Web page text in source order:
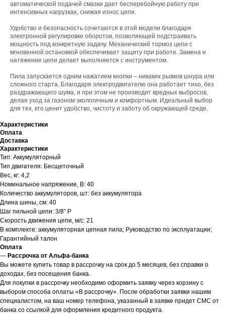
автоматической подачей смазки дает бесперебойную работу при
интенсивных нагрузках, снижая износ цепи.
Удобство и безопасность сочетаются в этой модели благодаря
электронной регулировке оборотов, позволяющей подстраивать
мощность под конкретную задачу. Механический тормоз цепи с
мгновенной остановкой обеспечивает защиту при работе. Замена и
натяжение цепи делает выполняется с инструментом.
Пила запускается одним нажатием кнопки – никаких рывков шнура или
сложного старта. Благодаря электродвигателю она работает тихо, без
раздражающего шума, и при этом не производит вредных выбросов,
делая уход за газоном экологичным и комфортным. Идеальный выбор
для тех, кто ценит удобство, чистоту и заботу об окружающей среде.
.
Характеристики
Оплата
Доставка
Характеристики
Тип: Аккумуляторный
Тип двигателя: Бесщеточный
Вес, кг: 4,2
Номинальное напряжение, В: 40
Количество аккумуляторов, шт: без аккумулятора
Длина шины, см: 40
Шаг пильной цепи: 3/8" P
Скорость движения цепи, м/с: 21
В комплекте: аккумуляторная цепная пила; Руководство по эксплуатации;
Гарантийный талон
Оплата
— Рассрочка от Альфа-банка
Вы можете купить товар в рассрочку на срок до 5 месяцев, без справки о
доходах, без посещения банка.
Для покупки в рассрочку необходимо оформить заявку через корзину с
выбором способа оплаты «В рассрочку». После обработки заявки нашим
специалистом, на ваш номер телефона, указанный в заявке придет СМС от
банка со ссылкой для оформления кредитного продукта.